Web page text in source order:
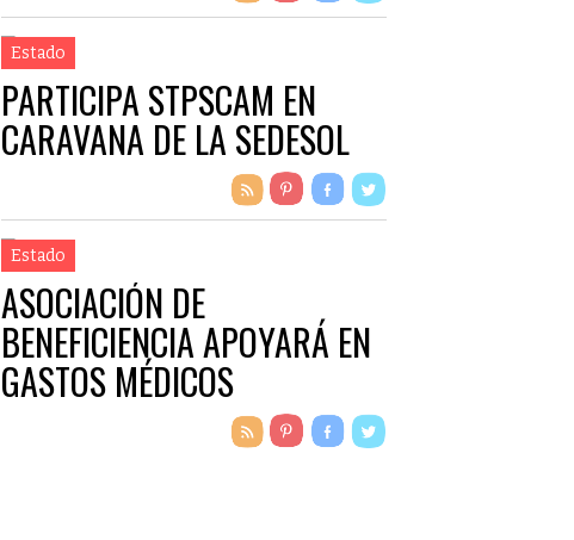
Estado
PARTICIPA STPSCAM EN
CARAVANA DE LA SEDESOL
Estado
ASOCIACIÓN DE
BENEFICIENCIA APOYARÁ EN
GASTOS MÉDICOS